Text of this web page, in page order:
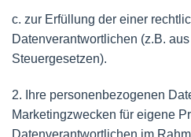
c. zur Erfüllung der einer
Datenverantwortlichen (z.B.
Steuergesetzen).
2. Ihre personenbezogenen
Marketingzwecken für eigene